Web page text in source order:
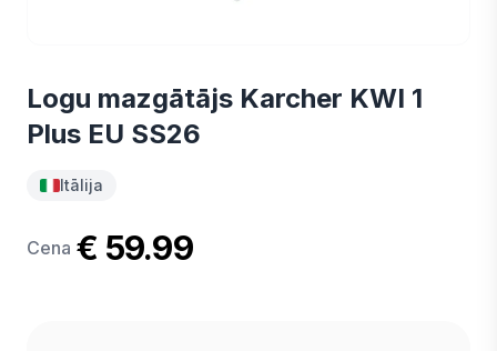
Logu mazgātājs Karcher KWI 1
Plus EU SS26
Itālija
Cena € 59.99